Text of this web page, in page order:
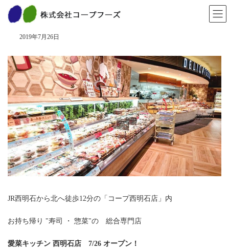
愛菜キッチン 西明石店 オープン！
2019年7月26日
JR西明石から北へ徒歩12分の「コープ西明石店」内
お持ち帰り "寿司 ・ 惣菜"の 総合専門店
愛菜キッチン 西明石店 7/26 オープン！